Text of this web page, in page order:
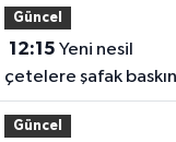
Güncel
12:15
çetelere şafak
32 şüpheli adliyeye
edildi
Güncel